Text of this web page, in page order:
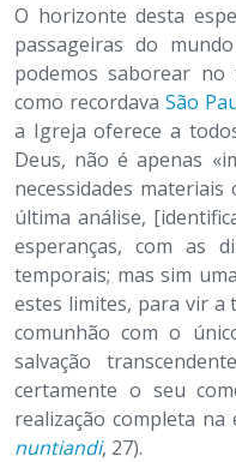
O horizonte desta
passageiras do
podemos saborear no
como recordava São
a Igreja oferece a
Deus, não é apenas
necessidades
última análise,
esperanças, com as
temporais; mas sim
estes limites, para vir a
comunhão com o
salvação
certamente o seu
realização completa na
nuntiandi, 27).